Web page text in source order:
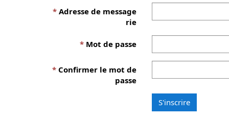
Adresse de message
rie
Mot de passe
Confirmer le mot de
passe